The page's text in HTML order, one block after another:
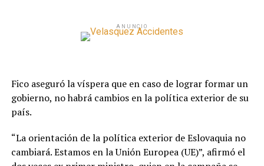
ANUNCIO
Fico aseguró la víspera que en caso de lograr formar un
gobierno, no habrá cambios en la política exterior de su
país.
“La orientación de la política exterior de Eslovaquia no
cambiará. Estamos en la Unión Europea (UE)”, afirmó el